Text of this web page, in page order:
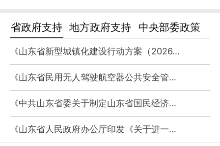
省政府支持 地方政府支持 中央部委政策
《山东省新型城镇化建设行动方案（2026…
《山东省民用无人驾驶航空器公共安全管…
《中共山东省委关于制定山东省国民经济…
《山东省人民政府办公厅印发《关于进一…